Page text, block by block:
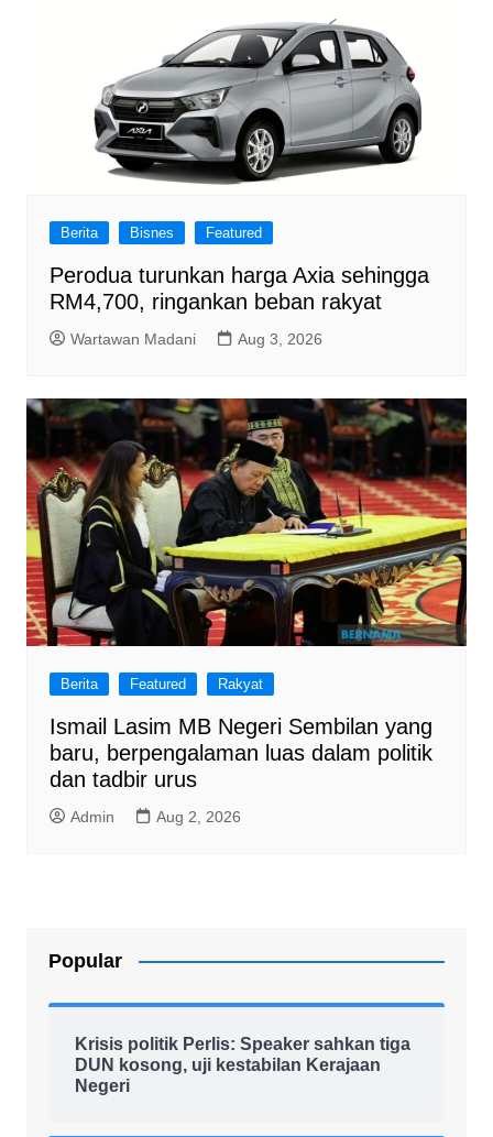
Berita Bisnes Featured
Perodua turunkan harga Axia sehingga
RM4,700, ringankan beban rakyat
Wartawan Madani Aug 3, 2026
Berita Featured Rakyat
Ismail Lasim MB Negeri Sembilan yang
baru, berpengalaman luas dalam politik
dan tadbir urus
Admin Aug 2, 2026
Popular
Krisis politik Perlis: Speaker sahkan tiga
DUN kosong, uji kestabilan Kerajaan
Negeri